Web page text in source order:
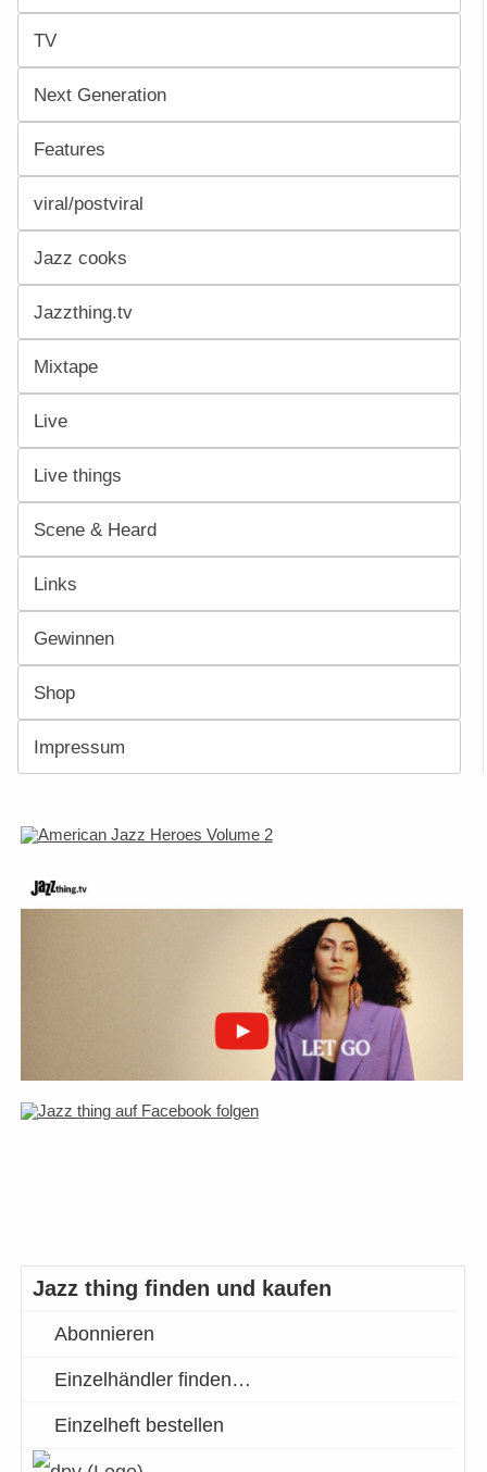
TV
Next Generation
Features
viral/postviral
Jazz cooks
Jazzthing.tv
Mixtape
Live
Live things
Scene & Heard
Links
Gewinnen
Shop
Impressum
Jazz thing finden und kaufen
Abonnieren
Einzelhändler finden…
Einzelheft bestellen